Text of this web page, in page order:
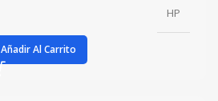
HP
Añadir Al Carrito